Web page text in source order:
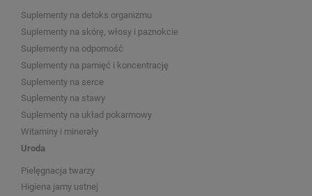
Suplementy na detoks organizmu
Suplementy na skórę, włosy i paznokcie
Suplementy na odporność
Suplementy na pamięć i koncentrację
Suplementy na serce
Suplementy na stawy
Suplementy na układ pokarmowy
Witaminy i minerały
Uroda
Pielęgnacja twarzy
Higiena jamy ustnej